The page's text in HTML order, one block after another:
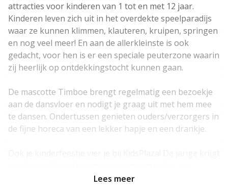
attracties voor kinderen van 1 tot en met 12 jaar.
Kinderen leven zich uit in het overdekte speelparadijs
waar ze kunnen klimmen, klauteren, kruipen, springen
en nog veel meer! En aan de allerkleinste is ook
gedacht, voor hen is er een speciale peuterzone waarin
zij heerlijk op ontdekkingstocht kunnen gaan.
De mascotte Timboe brengt regelmatig een bezoekje
aan de dansvloer en nodigt je graag uit met hem mee
te dansen. Ondertussen genieten ouders/verzorgers in
de fijne horeca van een lekker hapje en een drankje.
uitzoeken in de schatkamer! Geniet onbeperkt van een
Lees meer